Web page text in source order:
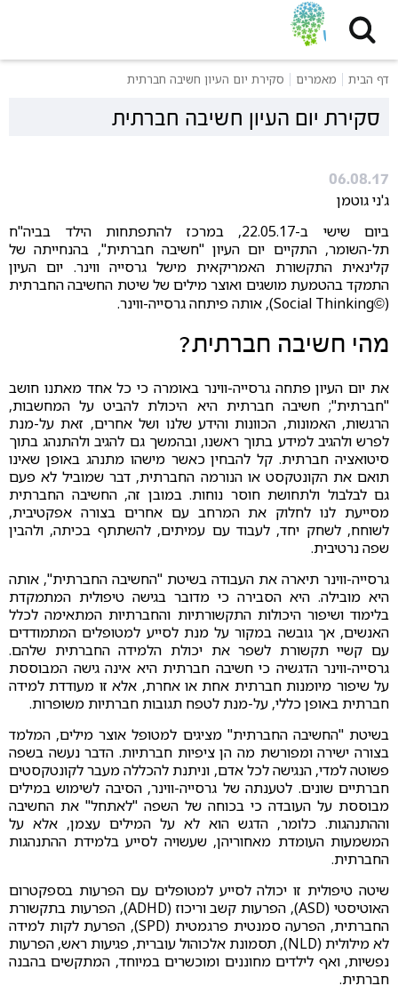
דף הבית מאמרים סקירת יום העיון חשיבה חברתית
סקירת יום העיון חשיבה חברתית
06.08.17
ג'ני גוטמן
ביום שישי ב-22.05.17, במרכז להתפתחות הילד בביה"ח
תל-השומר, התקיים יום העיון "חשיבה חברתית", בהנחייתה של
קלינאית התקשורת האמריקאית מישל גרסייה ווינר. יום העיון
התמקד בהטמעת מושגים ואוצר מילים של שיטת החשיבה החברתית
(
©Social Thinking), אותה פיתחה גרסייה-ווינר.
מהי חשיבה חברתית?
את יום העיון פתחה גרסייה-ווינר באומרה כי כל אחד מאתנו חושב
"חברתית"; חשיבה חברתית היא היכולת להביט על המחשבות,
הרגשות, האמונות, הכוונות והידע שלנו ושל אחרים, זאת על-מנת
לפרש ולהגיב למידע בתוך ראשנו, ובהמשך גם להגיב ולהתנהג בתוך
סיטואציה חברתית. קל להבחין כאשר מישהו מתנהג באופן שאינו
תואם את הקונטקסט או הנורמה החברתית, דבר שמוביל לא פעם
גם לבלבול ולתחושת חוסר נוחות. במובן זה, החשיבה החברתית
מסייעת לנו לחלוק את המרחב עם אחרים בצורה אפקטיבית,
לשוחח, לשחק יחד, לעבוד עם עמיתים, להשתתף בכיתה, ולהבין
שפה נרטיבית.
גרסייה-ווינר תיארה את העבודה בשיטת "החשיבה החברתית", אותה
היא מובילה. היא הסבירה כי מדובר בגישה טיפולית המתמקדת
בלימוד ושיפור היכולות התקשורתיות והחברתיות המתאימה לכלל
האנשים, אך גובשה במקור על מנת לסייע למטופלים המתמודדים
עם קשיי תקשורת לשפר את יכולת הלמידה החברתית שלהם.
גרסייה-ווינר הדגשיה כי חשיבה חברתית היא אינה גישה המבוססת
על שיפור מיומנות חברתית אחת או אחרת, אלא זו מעודדת למידה
חברתית באופן כללי, על-מנת לטפח תגובות חברתיות משופרות.
בשיטת "החשיבה החברתית" מציגים למטופל אוצר מילים, המלמד
בצורה ישירה ומפורשת מה הן ציפיות חברתיות. הדבר נעשה בשפה
פשוטה למדי, הנגישה לכל אדם, וניתנת להכללה מעבר לקונטקסטים
חברתיים שונים. לטענתה של גרסייה-ווינר, הסיבה לשימוש במילים
מבוססת על העובדה כי בכוחה של השפה "לאתחל" את החשיבה
וההתנהגות. כלומר, הדגש הוא לא על המילים עצמן, אלא על
המשמעות העומדת מאחוריהן, שעשויה לסייע בלמידת ההתנהגות
החברתית.
שיטה טיפולית זו יכולה לסייע למטופלים עם הפרעות בספקטרום
האוטיסטי (ASD), הפרעות קשב וריכוז (ADHD), הפרעות בתקשורת
החברתית, הפרעה סמנטית פרגמטית (SPD), הפרעת לקות למידה
לא מילולית (NLD), תסמונת אלכוהול עוברית, פגיעות ראש, הפרעות
נפשיות, ואף לילדים מחוננים ומוכשרים במיוחד, המתקשים בהבנה
חברתית.